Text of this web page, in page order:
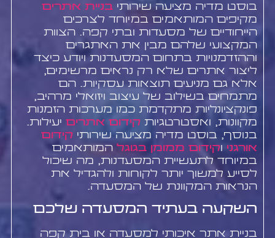
בוסט מדיה מציעה שירותי בניית אתרים
מקיפים המותאמים במיוחד לצרכים
הייחודיים של מסעדות ובתי קפה. הצוות
המקצועי שלהם מבין את האתגרים
וההזדמנויות בתחום המסעדנות ויודע כיצד
ליצור אתרים שלא רק נראים מרשימים,
אלא גם מניעים תוצאות עסקיות. הם
מתמחים בשילוב של עיצוב ויזואלי מרהיב,
פונקציונליות מתקדמת כמו מערכות הזמנות
מקוונות, ואסטרטגיות קידום אתריםיעילות.
בנוסף, בוסט מדיה מציעה שירותי קידום
אורגני וקידום ממומן בגוגלהמותאמים
במיוחד לתעשיית המסעדנות, מה שיכול
לסייע למשוך יותר לקוחות ולהגדיל את
הנראות המקוונת של המסעדה.
השקעה בעתיד המסעדה שלכם
בניית אתר איכותי למסעדה או בית קפה